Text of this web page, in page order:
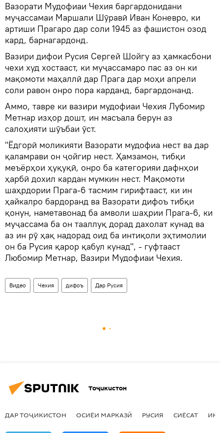
Вазорати Мудофиаи Чехия баргардонидани
муҷассамаи Маршали Шӯравӣ Иван Коневро, ки
артиши Прагаро дар соли 1945 аз фашистон озод
кард, барнагардонд.
Вазири дифои Русия Сергей Шойгу аз ҳамкасбони
чехи худ хостааст, ки муҷассамаро пас аз он ки
мақомоти маҳаллӣ дар Прага дар моҳи апрели
соли равон онро пора карданд, баргардонанд.
Аммо, тавре ки вазири мудофиаи Чехия Лубомир
Метнар изҳор дошт, ин масъала берун аз
салоҳияти шӯъбаи ӯст.
"Ёдгорӣ моликияти Вазорати мудофиа нест ва дар
қаламрави он ҷойгир нест. Ҳамзамон, тибқи
меъёрҳои ҳуқуқӣ, онро ба категорияи дафнҳои
ҳарбӣ дохил кардан мумкин нест. Мақомоти
шаҳрдории Прага-6 тасмим гирифтааст, ки ин
ҳайкалро бардоранд ва Вазорати дифоъ тибқи
қонун, наметавонад ба амволи шаҳрии Прага-6, ки
муҷассама ба он тааллуқ дорад дахолат кунад ва
аз ин рӯ ҳақ надорад оид ба интиқоли эҳтимолии
он ба Русия қарор қабул кунад", - гуфтааст
Любомир Метнар, Вазири Мудофиаи Чехия.
Видео Чехия дифоъ Дар Русия
Тоҷикистон
ДАР ТОҶИКИСТОН ОСИЁИ МАРКАЗӢ РУСИЯ СИЁСАТ